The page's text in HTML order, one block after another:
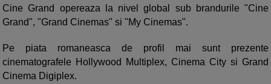
Cine Grand opereaza la nivel global sub brandurile "Cine
Grand", "Grand Cinemas" si "My Cinemas".
Pe piata romaneasca de profil mai sunt prezente
cinematografele Hollywood Multiplex, Cinema City si Grand
Cinema Digiplex.